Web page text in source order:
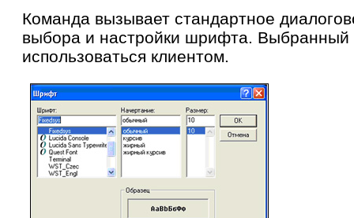
Команда вызывает стандартное
выбора и настройки шрифта.
использоваться клиентом.